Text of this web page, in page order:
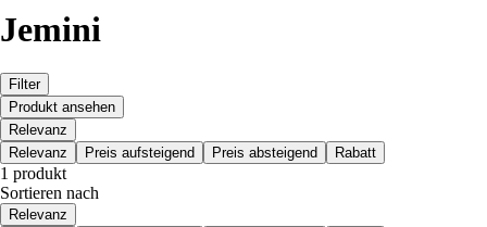
Jemini
Filter
Produkt ansehen
Relevanz
Relevanz
Preis aufsteigend Preis absteigend Rabatt
1 produkt
Sortieren nach
Relevanz